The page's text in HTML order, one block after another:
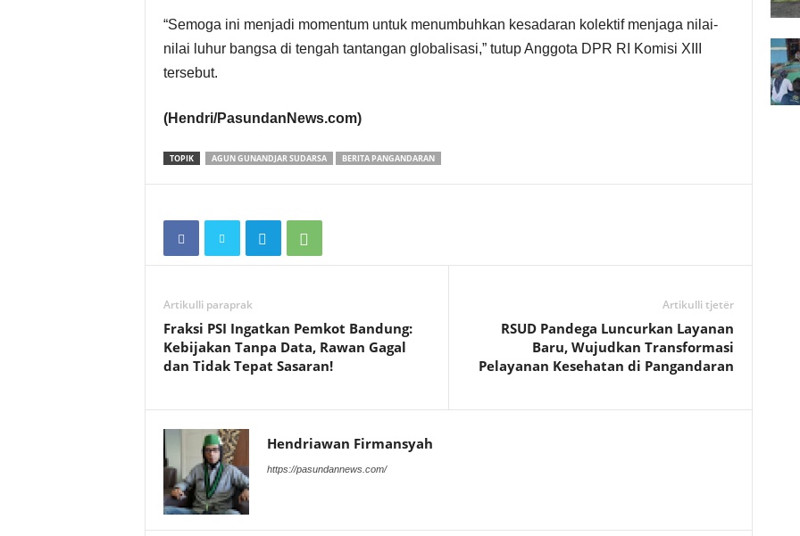
“Semoga ini menjadi momentum untuk menumbuhkan kesadaran kolektif menjaga nilai-
nilai luhur bangsa di tengah tantangan globalisasi,” tutup Anggota DPR RI Komisi XIII
tersebut.
(Hendri/PasundanNews.com)
TOPIK AGUN GUNANDJAR SUDARSA BERITA PANGANDARAN
Artikulli paraprak
Fraksi PSI Ingatkan Pemkot Bandung:
Kebijakan Tanpa Data, Rawan Gagal
dan Tidak Tepat Sasaran!
Artikulli tjetër
RSUD Pandega Luncurkan Layanan
Baru, Wujudkan Transformasi
Pelayanan Kesehatan di Pangandaran
Hendriawan Firmansyah
https://pasundannews.com/